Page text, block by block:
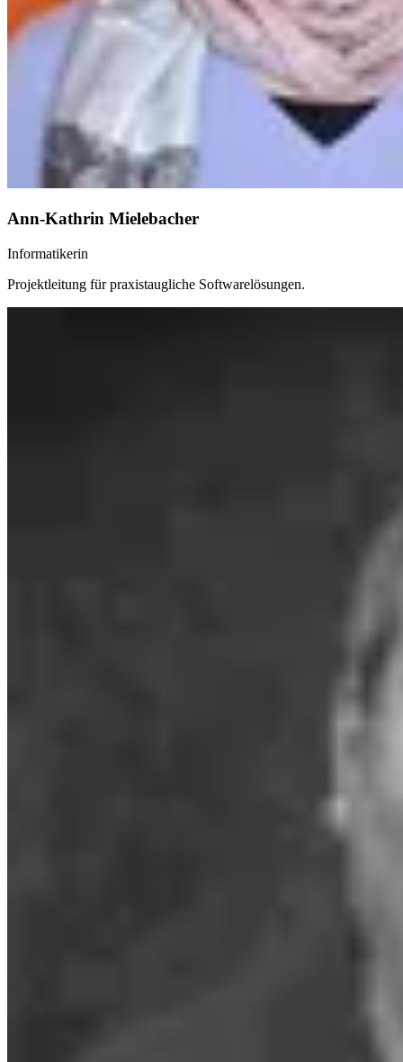
Ann-Kathrin Mielebacher
Informatikerin
Projektleitung für praxistaugliche Softwarelösungen.